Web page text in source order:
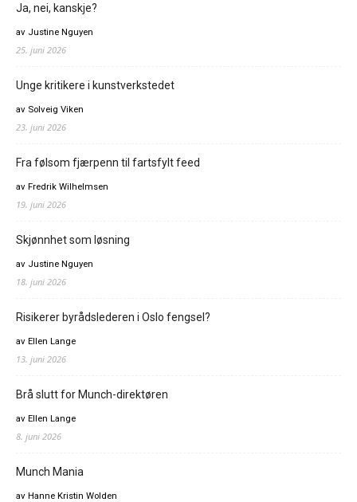
Ja, nei, kanskje?
av Justine Nguyen
25. juni 2026
Unge kritikere i kunstverkstedet
av Solveig Viken
23. juni 2026
Fra følsom fjærpenn til fartsfylt feed
av Fredrik Wilhelmsen
19. juni 2026
Skjønnhet som løsning
av Justine Nguyen
18. juni 2026
Risikerer byrådslederen i Oslo fengsel?
av Ellen Lange
13. juni 2026
Brå slutt for Munch-direktøren
av Ellen Lange
8. juni 2026
Munch Mania
av Hanne Kristin Wolden